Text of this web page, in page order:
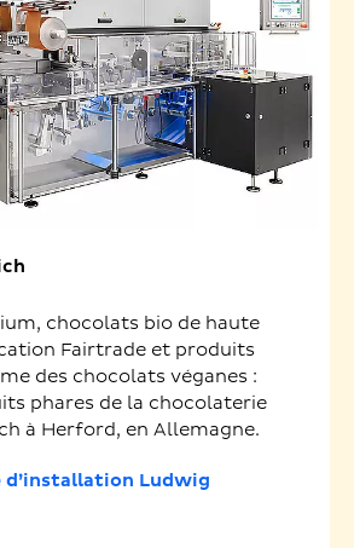
chocolats bio de haute
Fairtrade et produits
des chocolats véganes :
phares de la chocolaterie
à Herford, en Allemagne.
d’installation Ludwig